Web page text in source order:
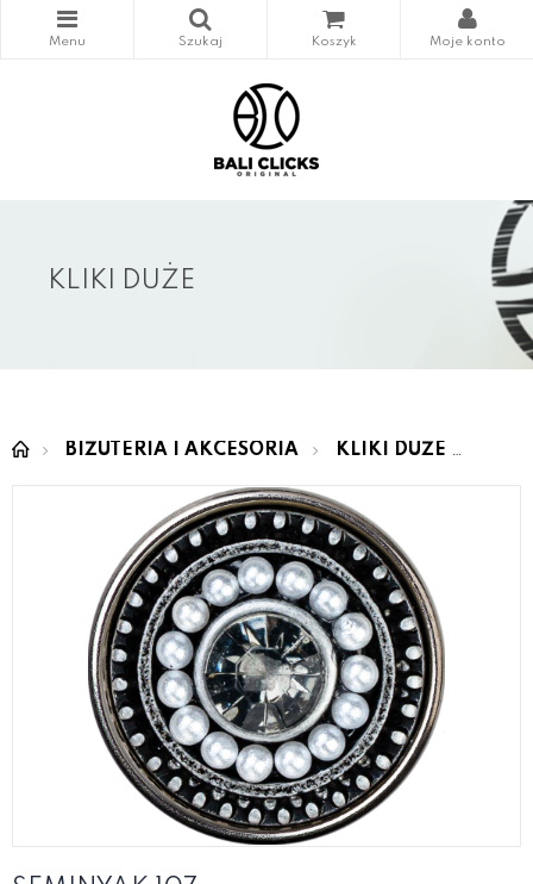
KLIKI DUŻE
BIŻUTERIA I AKCESORIA KLIKI DUŻE